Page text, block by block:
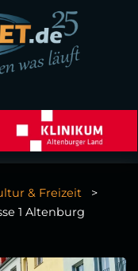
& Freizeit
1 Altenburg